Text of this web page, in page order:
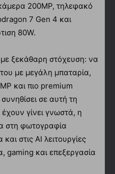
200MP, τηλεφακό
7 Gen 4 και
80W.
ξεκάθαρη στόχευση: να
με μεγάλη μπαταρία,
και πιο premium
σε αυτή τη
γίνει γνωστά, η
στη φωτογραφία
στις AI λειτουργίες
gaming και επεξεργασία